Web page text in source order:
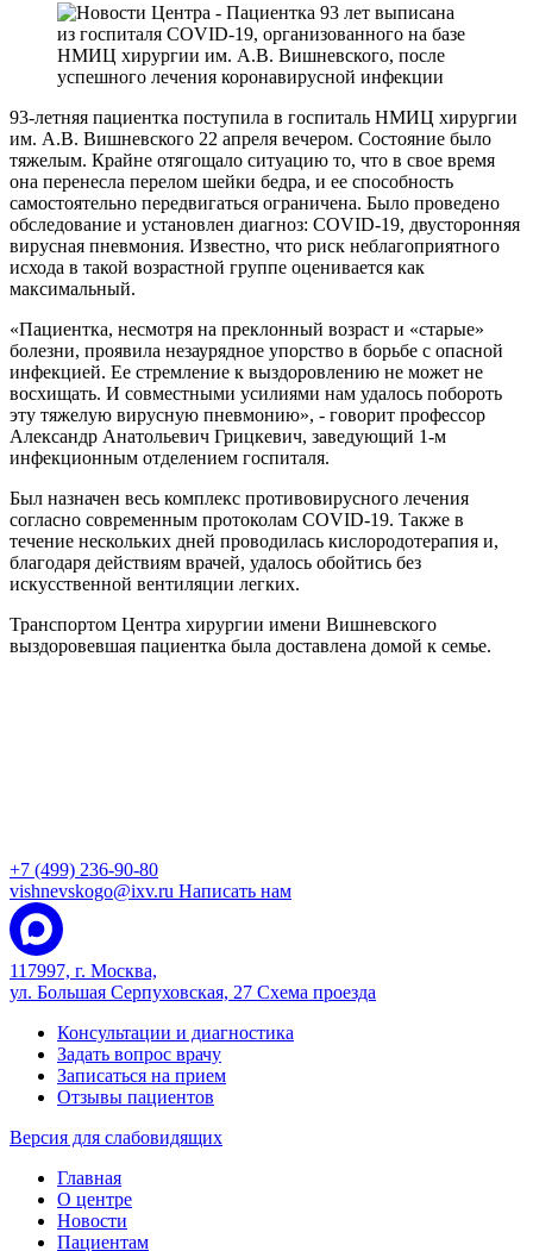
93-летняя пациентка поступила в госпиталь НМИЦ хирургии
им. А.В. Вишневского 22 апреля вечером. Состояние было
тяжелым. Крайне отягощало ситуацию то, что в свое время
она перенесла перелом шейки бедра, и ее способность
самостоятельно передвигаться ограничена. Было проведено
обследование и установлен диагноз: COVID-19, двусторонняя
вирусная пневмония. Известно, что риск неблагоприятного
исхода в такой возрастной группе оценивается как
максимальный.
«Пациентка, несмотря на преклонный возраст и «старые»
болезни, проявила незаурядное упорство в борьбе с опасной
инфекцией. Ее стремление к выздоровлению не может не
восхищать. И совместными усилиями нам удалось побороть
эту тяжелую вирусную пневмонию», - говорит профессор
Александр Анатольевич Грицкевич, заведующий 1-м
инфекционным отделением госпиталя.
Был назначен весь комплекс противовирусного лечения
согласно современным протоколам COVID-19. Также в
течение нескольких дней проводилась кислородотерапия и,
благодаря действиям врачей, удалось обойтись без
искусственной вентиляции легких.
Транспортом Центра хирургии имени Вишневского
выздоровевшая пациентка была доставлена домой к семье.
+7 (499) 236-90-80
vishnevskogo@ixv.ru Написать нам
117997, г. Москва,
ул. Большая Серпуховская, 27 Схема проезда
Консультации и диагностика
Задать вопрос врачу
Записаться на прием
Отзывы пациентов
Версия для слабовидящих
Главная
О центре
Новости
Пациентам